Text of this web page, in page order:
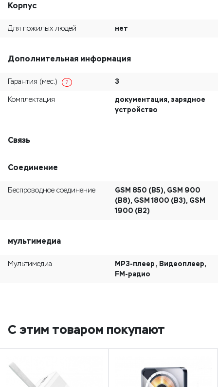
Корпус
Для пожилых людей нет
Дополнительная информация
Гарантия (мес.) ? 3
Комплектация
документация, зарядное
устройство
Связь
Соединение
Беспроводное соединение
GSM 850 (B5), GSM 900
(B8), GSM 1800 (B3), GSM
1900 (B2)
мультимедиа
Мультимедиа
MP3-плеер , Видеоплеер,
FM-радио
С этим товаром покупают